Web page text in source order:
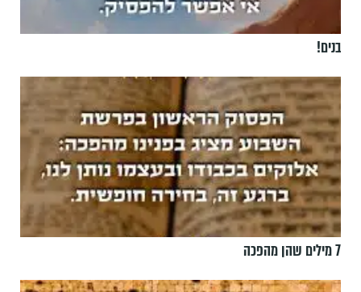
בנים!
7 מילים שהן מהפכה